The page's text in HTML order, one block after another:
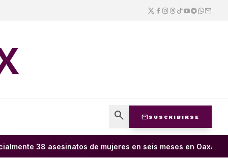
search mail SUSCRIBIRSE
38 asesinatos de mujeres en seis meses en Oaxaca;